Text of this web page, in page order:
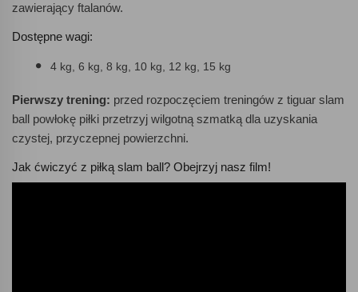
zawierający ftalanów.
Dostępne wagi:
4 kg, 6 kg, 8 kg, 10 kg, 12 kg, 15 kg
Pierwszy trening: przed rozpoczęciem treningów z tiguar slam
ball powłokę piłki przetrzyj wilgotną szmatką dla uzyskania
czystej, przyczepnej powierzchni.
Jak ćwiczyć z piłką slam ball? Obejrzyj nasz film!